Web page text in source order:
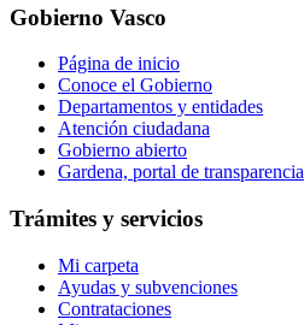
Gobierno Vasco
Página de inicio
Conoce el Gobierno
Departamentos y entidades
Atención ciudadana
Gobierno abierto
Gardena, portal de transparencia
Trámites y servicios
Mi carpeta
Ayudas y subvenciones
Contrataciones